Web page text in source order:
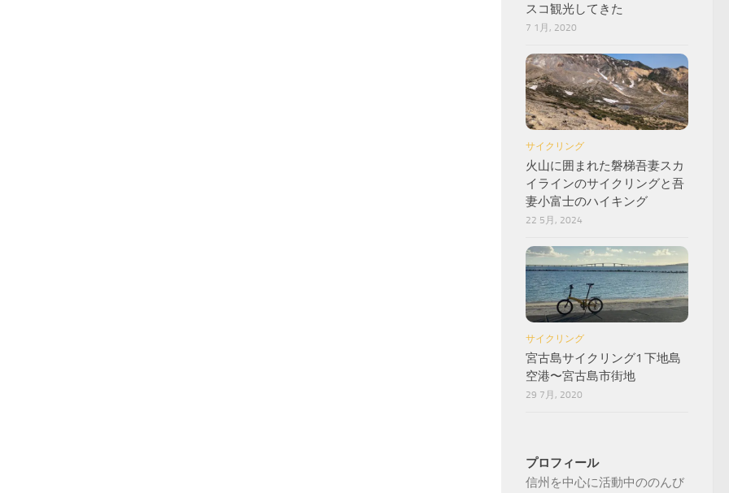
スコ観光してきた
7 1月, 2020
サイクリング
火山に囲まれた磐梯吾妻スカ
イラインのサイクリングと吾
妻小富士のハイキング
22 5月, 2024
サイクリング
宮古島サイクリング1 下地島
空港〜宮古島市街地
29 7月, 2020
プロフィール
信州を中心に活動中ののんび